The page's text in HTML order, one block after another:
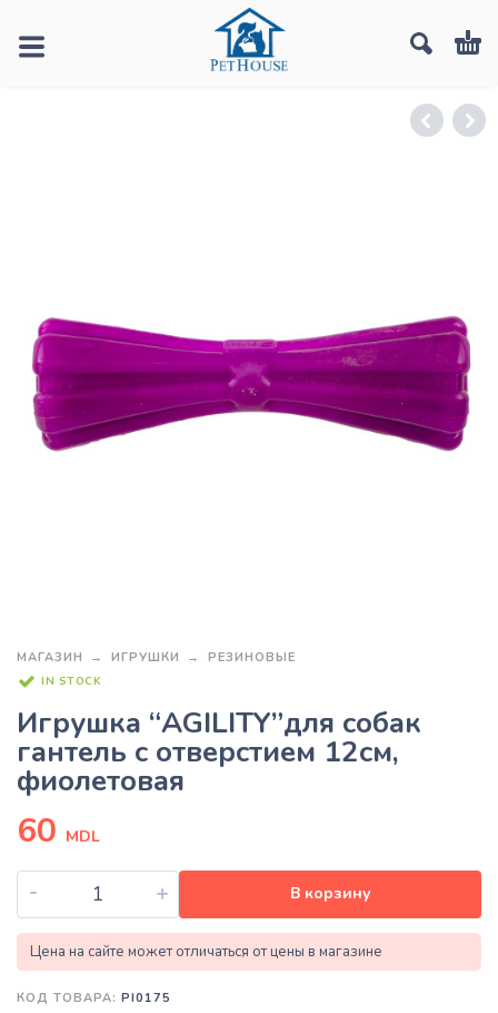
МАГАЗИН ИГРУШКИ РЕЗИНОВЫЕ
IN STOCK
Игрушка “AGILITY”для собак
гантель с отверстием 12см,
фиолетовая
60 MDL
- + В корзину
Цена на сайте может отличаться от цены в магазине
КОД ТОВАРА: PI0175